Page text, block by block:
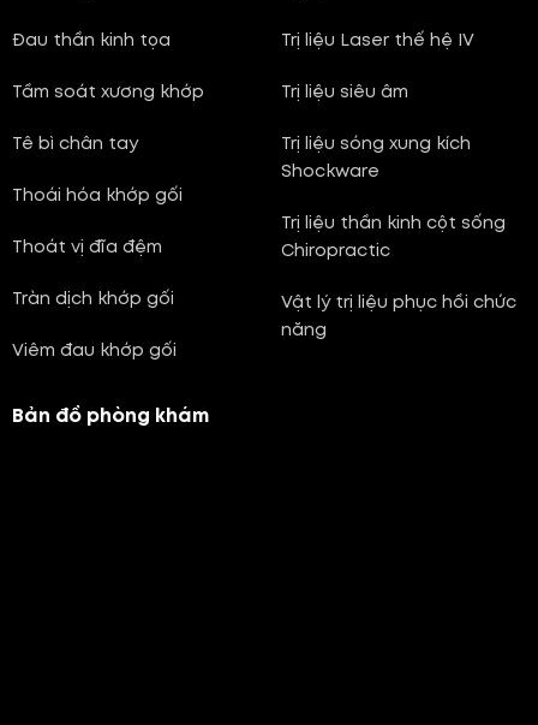
Đau thần kinh tọa
Tầm soát xương khớp
Tê bì chân tay
Thoái hóa khớp gối
Thoát vị đĩa đệm
Tràn dịch khớp gối
Viêm đau khớp gối
Trị liệu Laser thế hệ IV
Trị liệu siêu âm
Trị liệu sóng xung kích
Shockware
Trị liệu thần kinh cột sống
Chiropractic
Vật lý trị liệu phục hồi chức
năng
Bản đồ phòng khám